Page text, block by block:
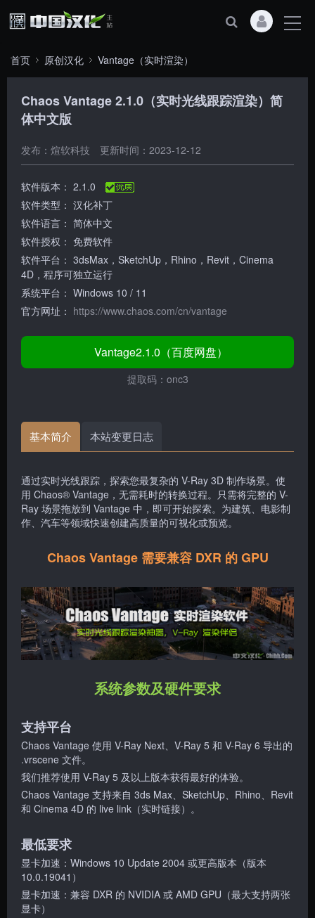
首页 原创汉化 Vantage（实时渲染）
Chaos Vantage 2.1.0（实时光线跟踪渲染）简
体中文版
发布：煊软科技 更新时间：2023-12-12
软件版本： 2.1.0
软件类型： 汉化补丁
软件语言： 简体中文
软件授权： 免费软件
软件平台： 3dsMax，SketchUp，Rhino，Revit，Cinema
4D，程序可独立运行
系统平台： Windows 10 / 11
官方网址： https://www.chaos.com/cn/vantage
Vantage2.1.0（百度网盘）
提取码：onc3
基本简介 本站变更日志
通过实时光线跟踪，探索您最复杂的 V-Ray 3D 制作场景。使
用 Chaos® Vantage，无需耗时的转换过程。只需将完整的 V-
Ray 场景拖放到 Vantage 中，即可开始探索。为建筑、电影制
作、汽车等领域快速创建高质量的可视化或预览。
Chaos Vantage 需要兼容 DXR 的 GPU
系统参数及硬件要求
支持平台
Chaos Vantage 使用 V-Ray Next、V-Ray 5 和 V-Ray 6 导出的
.vrscene 文件。
我们推荐使用 V-Ray 5 及以上版本获得最好的体验。
Chaos Vantage 支持来自 3ds Max、SketchUp、Rhino、Revit
和 Cinema 4D 的 live link（实时链接）。
最低要求
显卡加速：Windows 10 Update 2004 或更高版本（版本
10.0.19041）
显卡加速：兼容 DXR 的 NVIDIA 或 AMD GPU（最大支持两张
显卡）